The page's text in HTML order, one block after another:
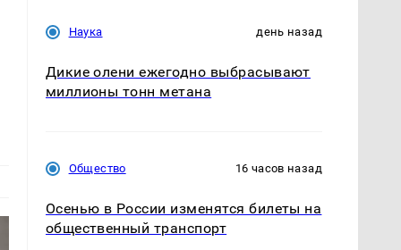
Наука день назад
Дикие олени ежегодно выбрасывают
миллионы тонн метана
Общество 16 часов назад
Осенью в России изменятся билеты на
общественный транспорт